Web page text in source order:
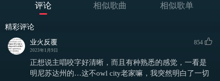
I'm heading east of Benson to glorify a casket.
不管在Swift Falls还是St.Paul长眠，都很幸福吧（Swift Falls Park在
Benson，是个适合露营的好地方）
I can't spend another weekend at a funeral.
可是...下个周末我不想在葬礼中度过
I will try again.
评论 相似歌曲 相似歌单
精彩评论
业火反覆
2023年1月9日
854
正想说主唱咬字好清晰，而且有种熟悉的感觉，一看是
明尼苏达州的…这不owl city老家嘛，我突然明白了一切